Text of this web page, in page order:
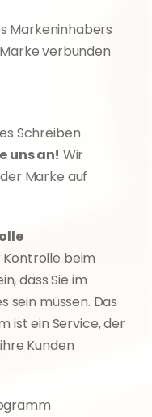
Markeninhabers
verbunden
Schreiben
uns an! Wir
Marke auf
beim
dass Sie im
sein müssen. Das
ist ein Service, der
Kunden